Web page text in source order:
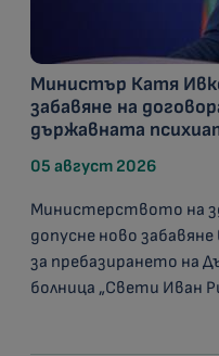
Министър Катя
забавяне на
държавната
05 август 2026
Министерството на
допусне ново
за пребазирането на
болница „Свети Иван